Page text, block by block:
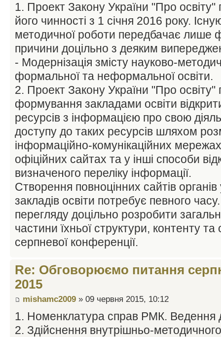
1. Проект Закону України "Про
його чинності з 1 січня 2016 року.
методичної роботи передбачає лише
причини доцільно з деяким
- Модернізація змісту науково-
формальної та неформальної освіти.
2. Проект Закону України "Про освіту"
формування закладами освіти
ресурсів з інформацією про свою
доступу до таких ресурсів шляхом
інформаційно-комунікаційних
офіційних сайтах та у інші способи
визначеного переліку інформації.
Створення повноцінних сайтів
закладів освіти потребує певного
перегляду доцільно розробити
частини їхньої структури, контенту та
серпневої конференції.
Re: Обговорюємо питання
2015
mishamc2009 » 09 червня 2015, 10:12
1. Номенклатура справ РМК. Ведення
2. Здійснення внутрішньо-